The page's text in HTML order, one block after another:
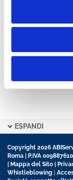
Ho letto e
Ho preso
contratto
ESPANDI
Copyright 2026
Roma | P.IVA
| Mappa del Sito |
Whistleblowing |